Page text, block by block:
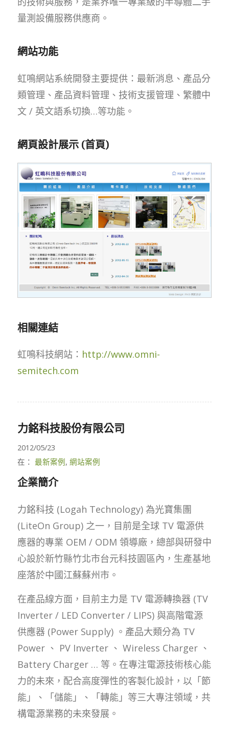
量測設備服務供應商。
網站功能
虹鳴網站系統開發主要提供：最新消息、產品分
類管理、產品資料管理、技術支援管理、繁體中
文 / 英文語系切換…等功能。
網頁設計展示 (首頁)
相關連結
虹鳴科技網站： http://www.omni-
semitech.com
力銘科技股份有限公司
2012/05/23
在： 最新案例, 網站案例
企業簡介
力銘科技 (Logah Technology) 為光寶集團
(LiteOn Group) 之一，目前是全球 TV 電源供
應器的專業 OEM / ODM 領導廠，總部與研發中
心設於新竹縣竹北市台元科技園區內，生產基地
座落於中國江蘇蘇州市。
在產品線方面，目前主力是 TV 電源轉換器 (TV
Inverter / LED Converter / LIPS) 與高階電源
供應器 (Power Supply) 。產品大類分為 TV
Power 、 PV Inverter 、 Wireless Charger 、
Battery Charger … 等。在專注電源技術核心能
力的未來，配合高度彈性的客製化設計，以「節
能」、「儲能」、「轉能」等三大專注領域，共
構電源業務的未來發展。